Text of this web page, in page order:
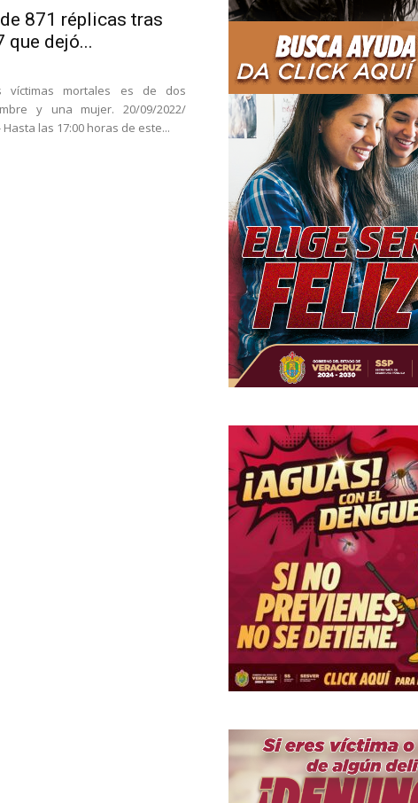
871 réplicas tras
que dejó...
mortales es de dos
y una mujer. 20/09/2022/
las 17:00 horas de este...